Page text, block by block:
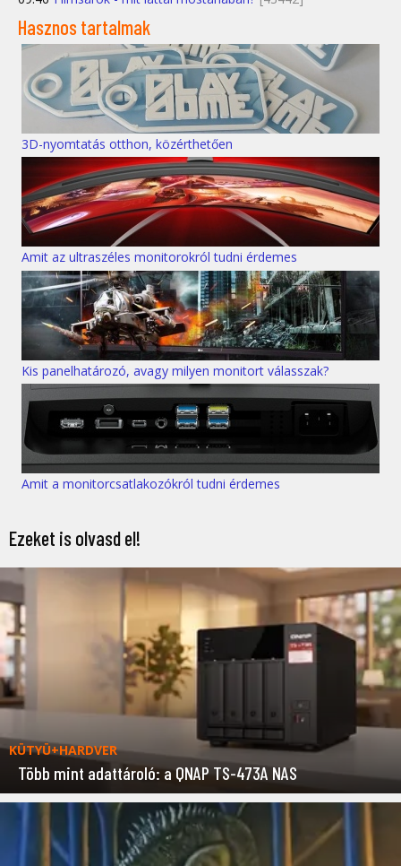
Hasznos tartalmak
3D-nyomtatás otthon, közérthetően
Amit az ultraszéles monitorokról tudni érdemes
Kis panelhatározó, avagy milyen monitort válasszak?
Amit a monitorcsatlakozókról tudni érdemes
Ezeket is olvasd el!
KÜTYÜ+HARDVER
Több mint adattároló: a QNAP TS-473A NAS